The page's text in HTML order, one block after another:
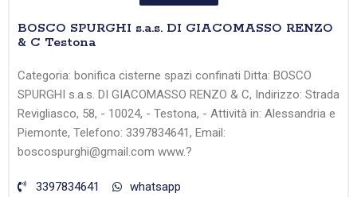
BOSCO SPURGHI s.a.s. DI GIACOMASSO RENZO
& C Testona
Categoria: bonifica cisterne spazi confinati Ditta: BOSCO
SPURGHI s.a.s. DI GIACOMASSO RENZO & C, Indirizzo: Strada
Revigliasco, 58, - 10024, - Testona, - Attività in: Alessandria e
Piemonte, Telefono: 3397834641, Email:
boscospurghi@gmail.com www.?
3397834641
whatsapp